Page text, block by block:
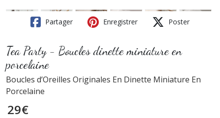
Partager Enregistrer Poster
Tea Party - Boucles dinette miniature en
porcelaine
Boucles d’Oreilles Originales En Dinette Miniature En
Porcelaine
29€